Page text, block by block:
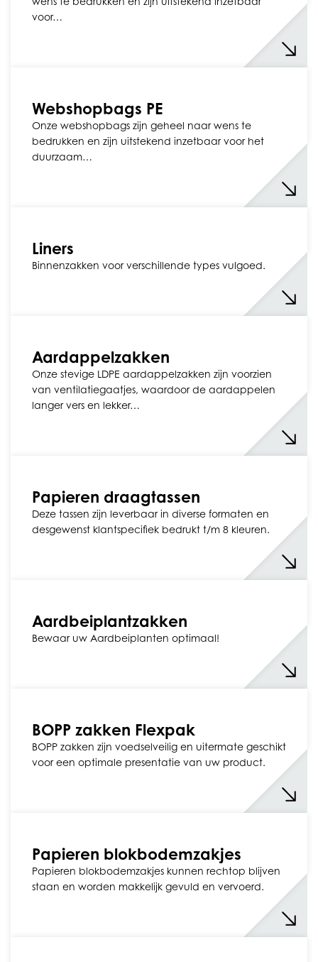
voor…
Webshopbags PE
Onze webshopbags zijn geheel naar wens te
bedrukken en zijn uitstekend inzetbaar voor het
duurzaam…
Liners
Binnenzakken voor verschillende types vulgoed.
Aardappelzakken
Onze stevige LDPE aardappelzakken zijn voorzien
van ventilatiegaatjes, waardoor de aardappelen
langer vers en lekker…
Papieren draagtassen
Deze tassen zijn leverbaar in diverse formaten en
desgewenst klantspecifiek bedrukt t/m 8 kleuren.
Aardbeiplantzakken
Bewaar uw Aardbeiplanten optimaal!
BOPP zakken Flexpak
BOPP zakken zijn voedselveilig en uitermate geschikt
voor een optimale presentatie van uw product.
Papieren blokbodemzakjes
Papieren blokbodemzakjes kunnen rechtop blijven
staan en worden makkelijk gevuld en vervoerd.